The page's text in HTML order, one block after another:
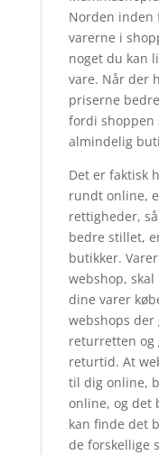
Norden inden
varerne i
noget du kan
vare. Når der
priserne
fordi shoppen
almindelig
Det er faktisk
rundt online,
rettigheder,
bedre stillet,
butikker.
webshop,
dine varer
webshops
returretten og
returtid. At
til dig online,
online, og det
kan finde det
de forskellige